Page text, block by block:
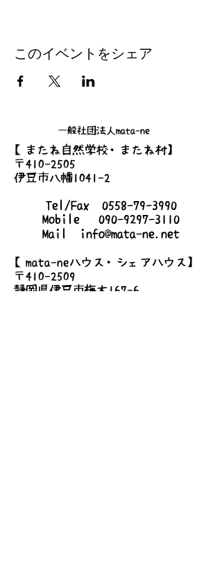
2023/6/17(土)
2023/9/9(土)
2023/6/17(土)
2023/12/16(土)
●時間
8:00am-10:00am
静岡県伊豆市八幡1053
●持ち物
500円相当の手作り品
このイベントをシェア
一般社団法人mata-ne
【またね自然学校・またね村】
〒410-2505
伊豆市八幡1041-2
Tel/Fax0558-79-3990
Mobile 090-9297-3110
Mail
info@mata-ne.net
【mata-neハウス・シェアハウス】
〒410-2509
静岡県伊豆市梅木167-6